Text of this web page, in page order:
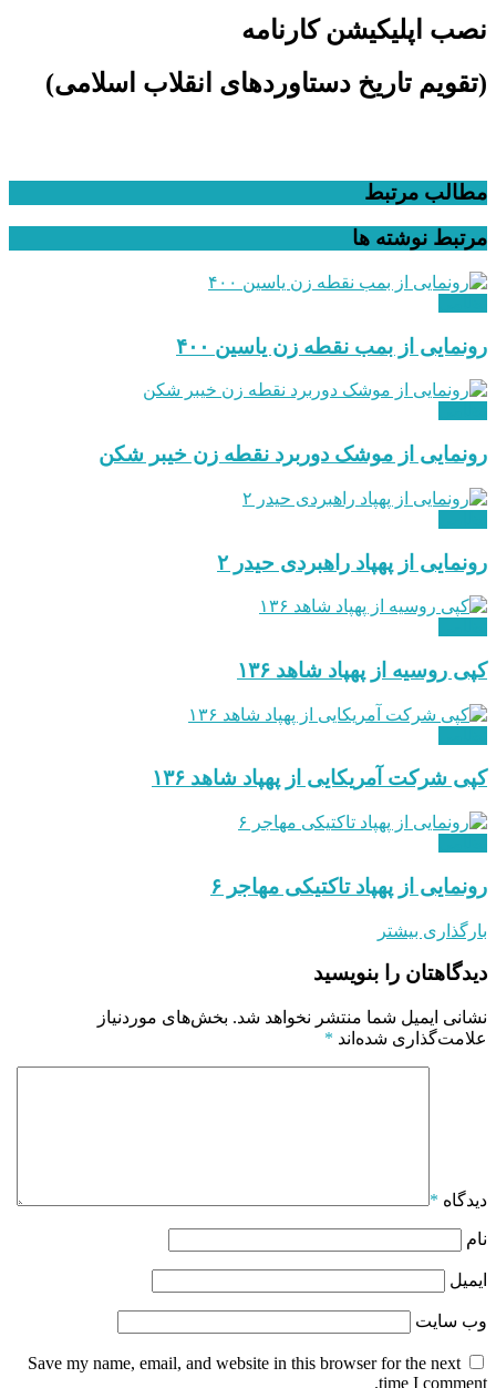
نصب اپلیکیشن کارنامه
(تقویم تاریخ دستاوردهای انقلاب اسلامی​)
مطالب مرتبط
مرتبط نوشته ها
رونمایی از بمب نقطه زن یاسین ۴۰۰
رونمایی از موشک دوربرد نقطه زن خیبر شکن
رونمایی از پهپاد راهبردی حیدر ۲
کپی روسیه از پهپاد شاهد ۱۳۶
کپی شرکت آمریکایی از پهپاد شاهد ۱۳۶
رونمایی از پهپاد تاکتیکی مهاجر ۶
بارگذاری بیشتر
دیدگاهتان را بنویسید
نشانی ایمیل شما منتشر نخواهد شد. بخش‌های موردنیاز
علامت‌گذاری شده‌اند *
دیدگاه *
نام
ایمیل
وب‌ سایت
Save my name, email, and website in this browser for the next
time I comment.